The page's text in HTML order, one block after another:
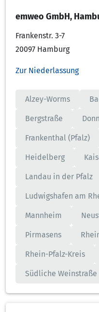
emweo GmbH,
Frankenstr. 3-7
20097 Hamburg
Zur Niederlassung
Alzey-Worms
Bergstraße
Frankenthal (Pfalz)
Heidelberg
Landau in der Pfalz
Ludwigshafen am
Mannheim
Pirmasens
Rhein-Pfalz-Kreis
Südliche Weinstraße